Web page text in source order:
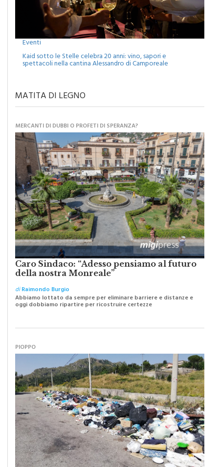
Eventi
Kaid sotto le Stelle celebra 20 anni: vino, sapori e
spettacoli nella cantina Alessandro di Camporeale
MATITA DI LEGNO
MERCANTI DI DUBBI O PROFETI DI SPERANZA?
Caro Sindaco: “Adesso pensiamo al futuro
della nostra Monreale”
diRaimondo Burgio
Abbiamo lottato da sempre per eliminare barriere e distanze e
oggi dobbiamo ripartire per ricostruire certezze
PIOPPO